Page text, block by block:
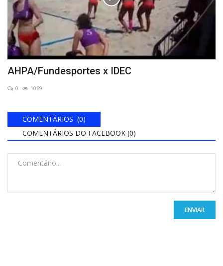
AHPA/Fundesportes x IDEC
0 1069
COMENTÁRIOS (0)
COMENTÁRIOS DO FACEBOOK (0)
ENVIAR